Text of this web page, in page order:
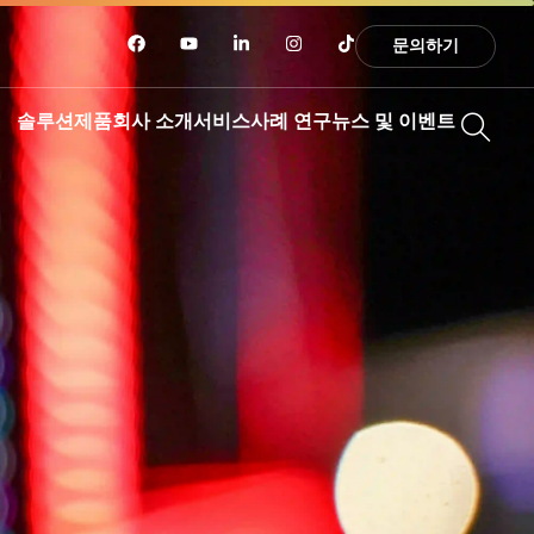
문의하기
솔루션제품회사 소개서비스사례 연구뉴스 및 이벤트